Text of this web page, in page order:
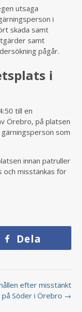
utsaga
i
skada samt
samt
pågår.
i
till en
Örebro, på platsen
som
innan patruller
och misstänkas för
Dela
efter misstänkt
på Söder i Örebro →